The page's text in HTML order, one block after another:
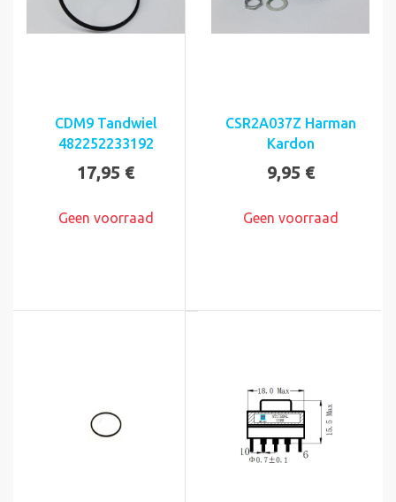
CDM9 Tandwiel
482252233192
17,95 €
Geen voorraad
CSR2A037Z Harman
Kardon
9,95 €
Geen voorraad